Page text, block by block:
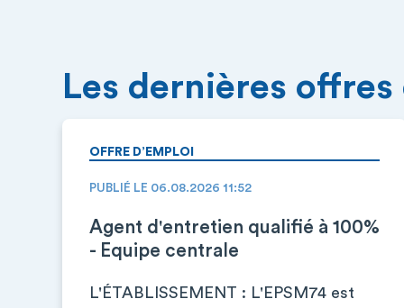
Les dernières offres
OFFRE D’EMPLOI
PUBLIÉ LE 06.08.2026 11:52
Agent d'entretien qualifié à 100%
- Equipe centrale
L'ÉTABLISSEMENT : L'EPSM74 est